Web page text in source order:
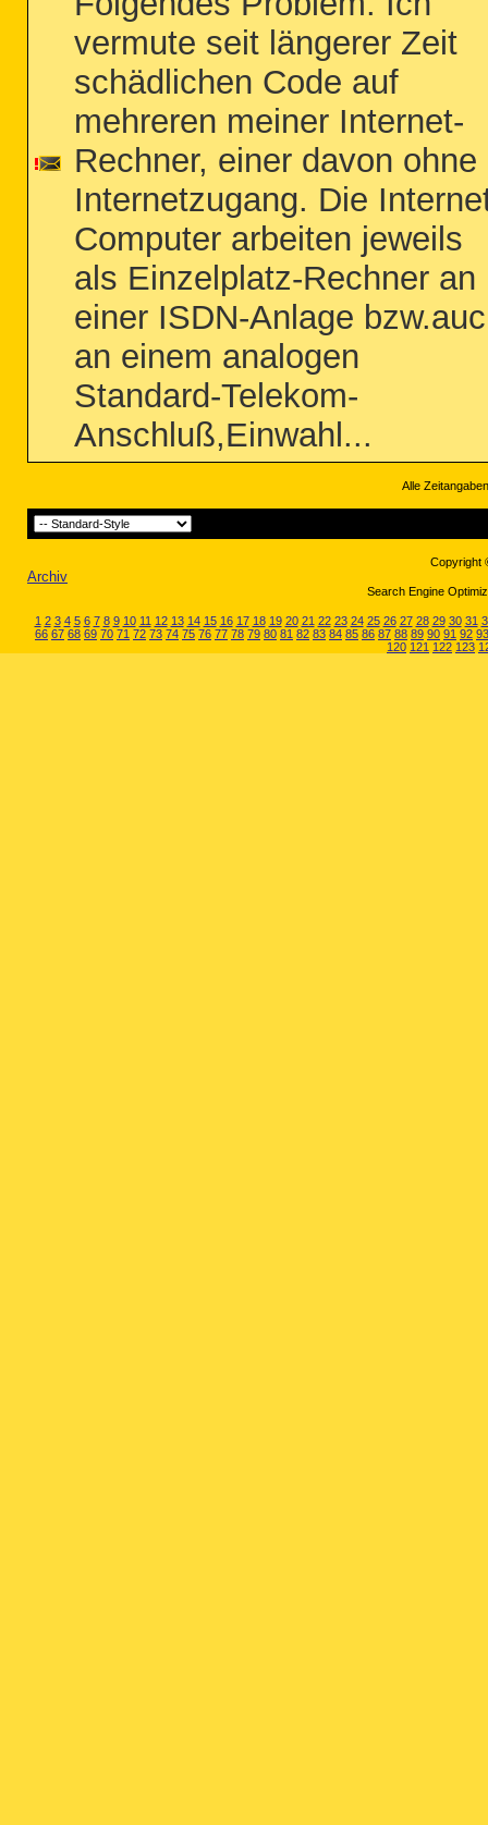
vermute seit längerer Zeit
schädlichen Code auf
mehreren meiner Internet-
Rechner, einer davon ohne
Internetzugang. Die
Computer arbeiten jeweils
als Einzelplatz-Rechner an
einer ISDN-Anlage
an einem analogen
Standard-Telekom-
Anschluß,Einwahl...
Alle
Copyright
Archiv
Search Engine
1 2 3 4 5 6 7 8 9 10 11 12 13 14 15 16 17 18 19 20 21 22 23 24 25 26 27 28 29 30 31
66 67 68 69 70 71 72 73 74 75 76 77 78 79 80 81 82 83 84 85 86 87 88 89 90 91 92 93
120 121 122 123